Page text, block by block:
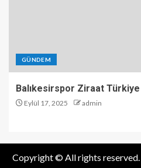
GÜNDEM
Balıkesirspor Ziraat Türkiye
Eylül 17, 2025 admin
Copyright © All rights reserved.